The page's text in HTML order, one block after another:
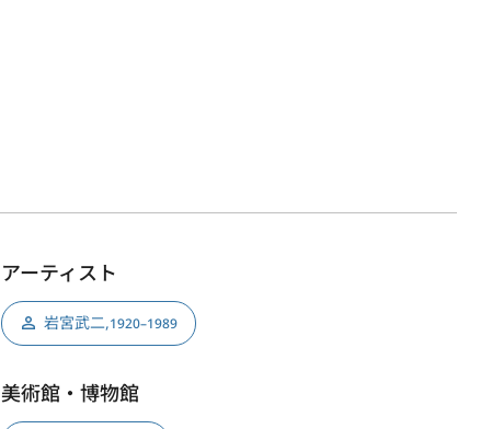
アーティスト
岩宮武二,1920–1989
美術館・博物館